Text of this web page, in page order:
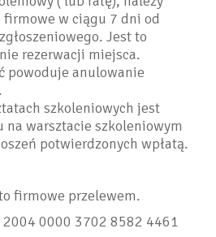
firmowe w ciągu 7 dni od
Jest to
rezerwacji miejsca.
powoduje anulowanie
szkoleniowych jest
na warsztacie szkoleniowym
potwierdzonych wpłatą.
firmowe przelewem.
0000 3702 8582 4461